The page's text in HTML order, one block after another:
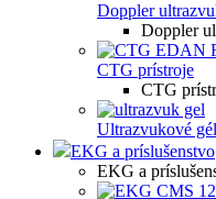
Doppler
Doppler
CTG prístroje
CTG
Ultrazvukové
EKG a príslušenstvo
EKG a